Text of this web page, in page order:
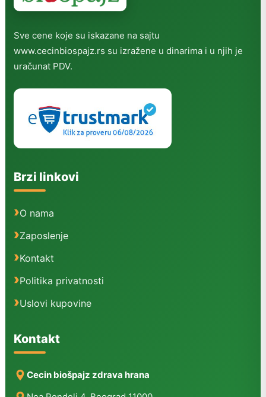
Sve cene koje su iskazane na sajtu
www.cecinbiospajz.rs su izražene u dinarima i u njih je
uračunat PDV.
Brzi linkovi
O nama
Zaposlenje
Kontakt
Politika privatnosti
Uslovi kupovine
Kontakt
Cecin biošpajz zdrava hrana